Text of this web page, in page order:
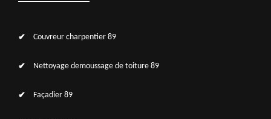
Couvreur charpentier 89
Nettoyage demoussage de toiture 89
Façadier 89